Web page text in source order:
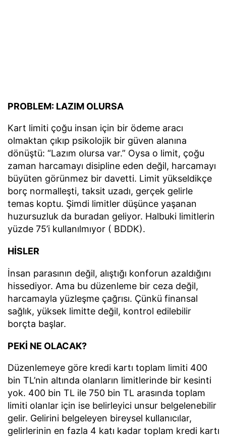
PROBLEM: LAZIM OLURSA
Kart limiti çoğu insan için bir ödeme aracı
olmaktan çıkıp psikolojik bir güven alanına
dönüştü: “Lazım olursa var.” Oysa o limit, çoğu
zaman harcamayı disipline eden değil, harcamayı
büyüten görünmez bir davetti. Limit yükseldikçe
borç normalleşti, taksit uzadı, gerçek gelirle
temas koptu. Şimdi limitler düşünce yaşanan
huzursuzluk da buradan geliyor. Halbuki limitlerin
yüzde 75’i kullanılmıyor ( BDDK).
HİSLER
İnsan parasının değil, alıştığı konforun azaldığını
hissediyor. Ama bu düzenleme bir ceza değil,
harcamayla yüzleşme çağrısı. Çünkü finansal
sağlık, yüksek limitte değil, kontrol edilebilir
borçta başlar.
PEKİ NE OLACAK?
Düzenlemeye göre kredi kartı toplam limiti 400
bin TL’nin altında olanların limitlerinde bir kesinti
yok. 400 bin TL ile 750 bin TL arasında toplam
limiti olanlar için ise belirleyici unsur belgelenebilir
gelir. Gelirini belgeleyen bireysel kullanıcılar,
gelirlerinin en fazla 4 katı kadar toplam kredi kartı